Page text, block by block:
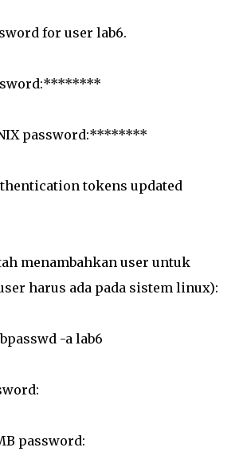
for user lab6.
password:********
tokens updated
menambahkan user untuk
harus ada pada sistem linux):
-a lab6
password: